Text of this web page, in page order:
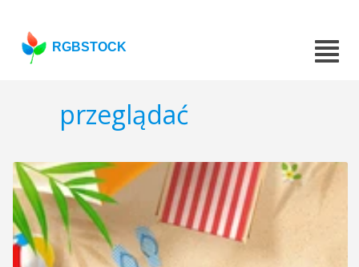
RGBSTOCK
przeglądać